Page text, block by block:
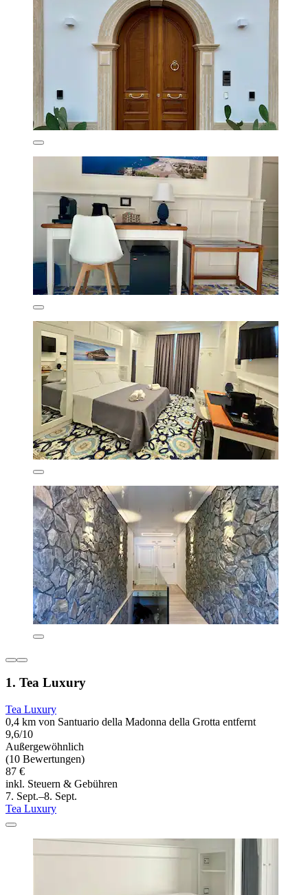
1. Tea Luxury
Tea Luxury
0,4 km von Santuario della Madonna della Grotta entfernt
9,6/10
Außergewöhnlich
(10 Bewertungen)
87 €
inkl. Steuern & Gebühren
7. Sept.–8. Sept.
Tea Luxury